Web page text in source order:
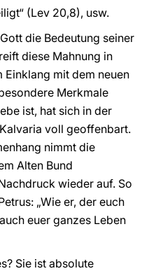
(Lev 20,8), usw.
die Bedeutung seiner
diese Mahnung in
Einklang mit dem neuen
Merkmale
ist, hat sich in der
voll geoffenbart.
nimmt die
Alten Bund
wieder auf. So
„Wie er, der euch
euer ganzes Leben
Sie ist absolute